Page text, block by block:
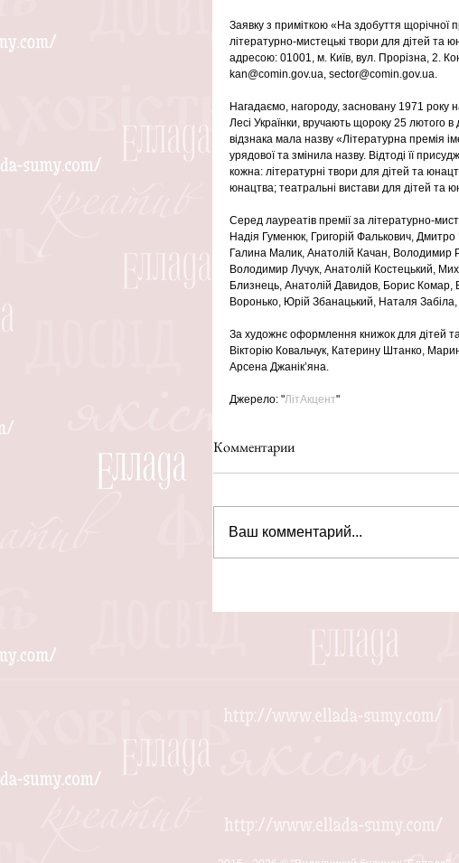
Заявку з приміткою «На здобуття щорічної
літературно-мистецькі твори для дітей та
адресою: 01001, м. Київ, вул. Прорізна, 2.
kan@comin.gov.ua, sector@comin.gov.ua.
Нагадаємо, нагороду, засновану 1971 року
Лесі Українки, вручають щороку 25 лютого
відзнака мала назву «Літературна премія
урядової та змінила назву. Відтоді її
кожна: літературні твори для дітей та
юнацтва; театральні вистави для дітей та
Серед лауреатів премії за літературно-
Надія Гуменюк, Григорій Фалькович,
Галина Малик, Анатолій Качан, Володимир
Володимир Лучук, Анатолій Костецький,
Близнець, Анатолій Давидов, Борис Комар,
Воронько, Юрій Збанацький, Наталя Забіла,
За художнє оформлення книжок для дітей
Вікторію Ковальчук, Катерину Штанко,
Арсена Джанік’яна.
Джерело: "ЛітАкцент"
Комментарии
Ваш комментарий...